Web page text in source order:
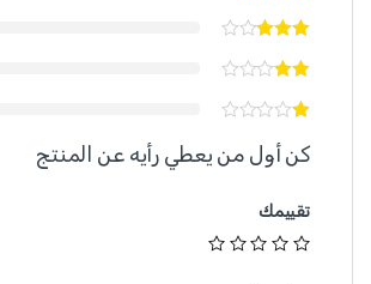
كن أول من يعطي رأيه عن المنتج
تقييمك